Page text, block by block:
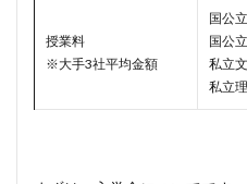
授業料
※大手3社平均金額
国公
国公
私立
私立